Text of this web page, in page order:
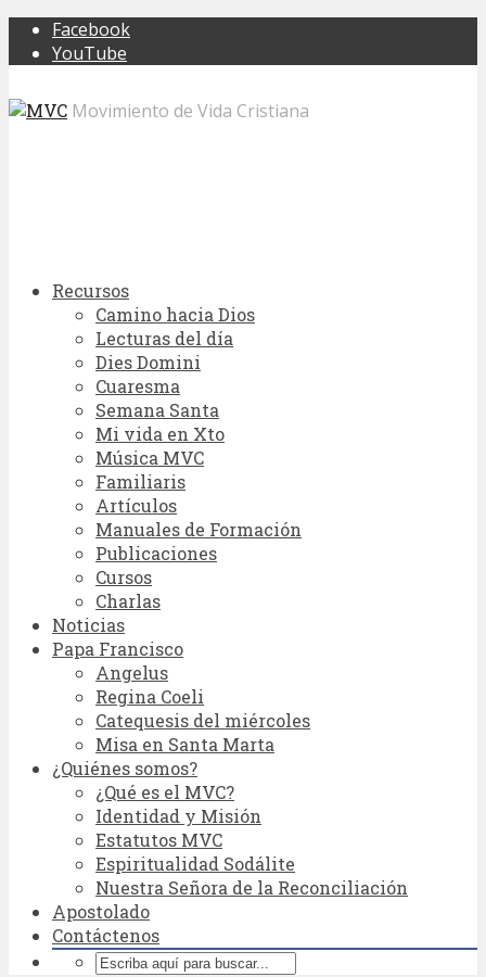
Facebook
YouTube
Movimiento de Vida Cristiana
Recursos
Camino hacia Dios
Lecturas del día
Dies Domini
Cuaresma
Semana Santa
Mi vida en Xto
Música MVC
Familiaris
Artículos
Manuales de Formación
Publicaciones
Cursos
Charlas
Noticias
Papa Francisco
Angelus
Regina Coeli
Catequesis del miércoles
Misa en Santa Marta
¿Quiénes somos?
¿Qué es el MVC?
Identidad y Misión
Estatutos MVC
Espiritualidad Sodálite
Nuestra Señora de la Reconciliación
Apostolado
Contáctenos